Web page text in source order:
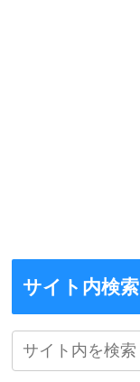
サイト内検索